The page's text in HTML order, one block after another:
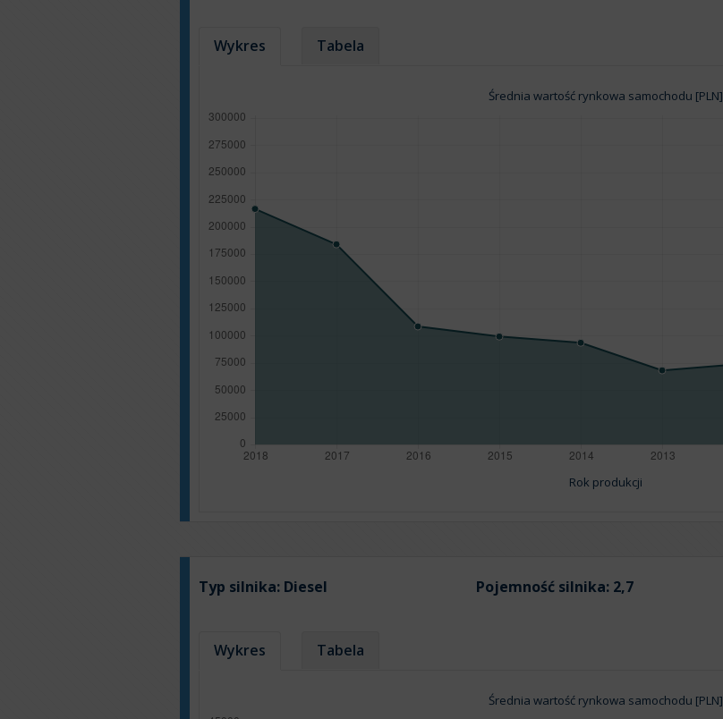
Wykres Tabela
Średnia wartość rynkowa samochodu [PLN]
Rok produkcji
Typ silnika: Diesel Pojemność silnika: 2,7
Wykres Tabela
Średnia wartość rynkowa samochodu [PLN]